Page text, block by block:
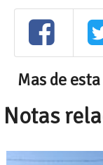
Mas de
Notas